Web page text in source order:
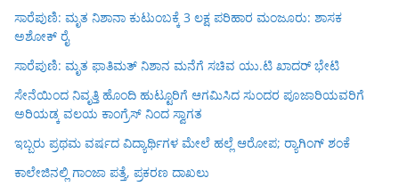
ಸಾರೆಪುಣಿ: ಮೃತ ನಿಶಾನಾ ಕುಟುಂಬಕ್ಕೆ 3 ಲಕ್ಷ ಪರಿಹಾರ ಮಂಜೂರು: ಶಾಸಕ
ಅಶೋಕ್ ರೈ
ಸಾರೆಪುಣಿ: ಮೃತ ಫಾತಿಮತ್ ನಿಶಾನ ಮನೆಗೆ ಸಚಿವ ಯು.ಟಿ ಖಾದರ್ ಭೇಟಿ
ಸೇನೆಯಿಂದ ನಿವೃತ್ತಿ ಹೊಂದಿ ಹುಟ್ಟೂರಿಗೆ ಆಗಮಿಸಿದ ಸುಂದರ ಪೂಜಾರಿಯವರಿಗೆ
ಅರಿಯಡ್ಕ ವಲಯ ಕಾಂಗ್ರೆಸ್ ನಿಂದ ಸ್ವಾಗತ
ಇಬ್ಬರು ಪ್ರಥಮ ವರ್ಷದ ವಿದ್ಯಾರ್ಥಿಗಳ ಮೇಲೆ ಹಲ್ಲೆ ಆರೋಪ; ರ‍್ಯಾಗಿಂಗ್ ಶಂಕೆ
ಕಾಲೇಜಿನಲ್ಲಿ ಗಾಂಜಾ ಪತ್ತೆ, ಪ್ರಕರಣ ದಾಖಲು